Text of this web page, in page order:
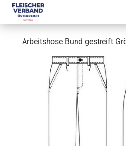
Arbeitshose Bund gestreift